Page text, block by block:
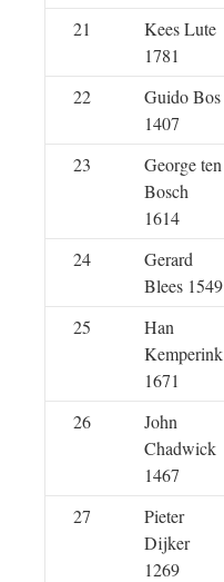
21
Kees Lute
1781
22
Guido Bos
1407
23
George ten
Bosch
1614
24
Gerard
Blees 1549
25
Han
Kemperink
1671
26
John
Chadwick
1467
27
Pieter
Dijker
1269